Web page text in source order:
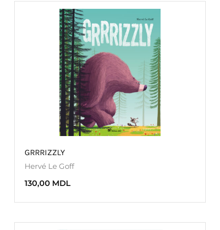
GRRRIZZLY
Hervé Le Goff
130,00 MDL